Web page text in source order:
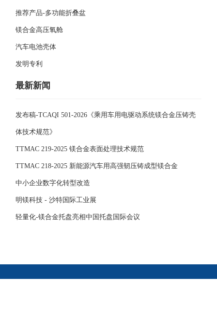
推荐产品-多功能折叠盆
镁合金高压氧舱
汽车电池壳体
发明专利
最新新闻
发布稿-TCAQI 501-2026《乘用车用电驱动系统镁合金压铸壳
体技术规范》
TTMAC 219-2025 镁合金表面处理技术规范
TTMAC 218-2025 新能源汽车用高强韧压铸成型镁合金
中小企业数字化转型改造
明镁科技 - 沙特国际工业展
轻量化-镁合金托盘亮相中国托盘国际会议